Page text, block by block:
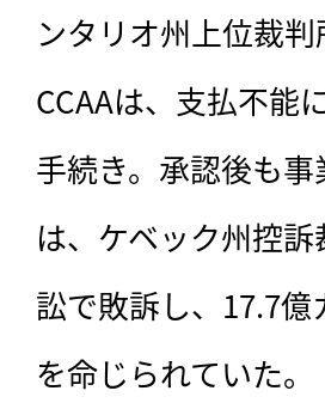
ンタリオ州上位裁
CCAAは、支払不能
手続き。承認後も
は、ケベック州控
訟で敗訴し、17.7
を命じられていた。